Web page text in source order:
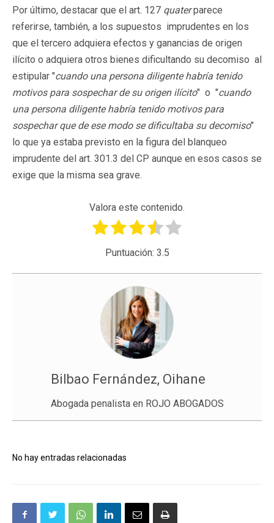
Por último, destacar que el art. 127 quaterparece
referirse, también, a los supuestos imprudentes en los
que el tercero adquiera efectos y ganancias de origen
ilícito o adquiera otros bienes dificultando su decomiso al
estipular "cuando una persona diligente habría tenido
motivos para sospechar de su origen ilícito" o "cuando
una persona diligente habría tenido motivos para
sospechar que de ese modo se dificultaba su decomiso"
lo que ya estaba previsto en la figura del blanqueo
imprudente del art. 301.3 del CP aunque en esos casos se
exige que la misma sea grave.
Valora este contenido.
Puntuación: 3.5
Bilbao Fernández, Oihane
Abogada penalista en ROJO ABOGADOS
No hay entradas relacionadas